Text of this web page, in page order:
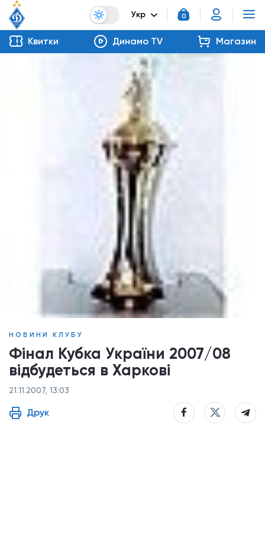
Укр 0
Квитки Динамо TV Магазин
НОВИНИ КЛУБУ
Фінал Кубка України 2007/08
відбудеться в Харкові
21.11.2007, 13:03
Друк